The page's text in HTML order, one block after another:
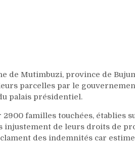
de Mutimbuzi, province de
parcelles par le
palais présidentiel.
2900 familles touchées, établies
injustement de leurs droits de
des indemnités car